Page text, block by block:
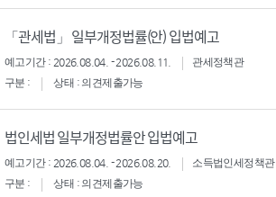
「관세법」 일부개정법률(안) 입법예고
예고기간 : 2026.08.04. - 2026.08.11.
관세정책관
구분 :
상태 : 의견제출가능
법인세법 일부개정법률안 입법예고
예고기간 : 2026.08.04. - 2026.08.20.
소득법인세정책관
구분 :
상태 : 의견제출가능